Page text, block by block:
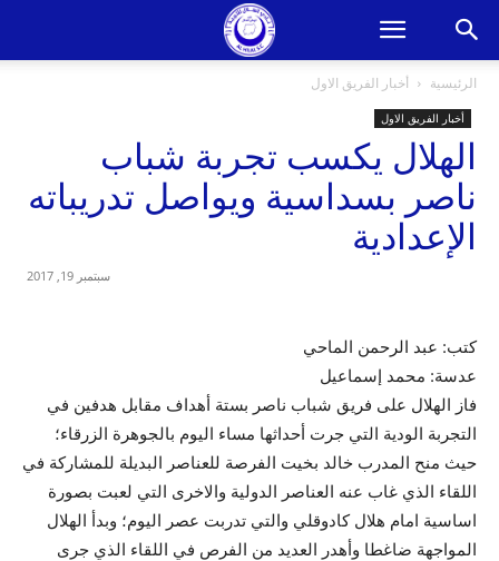
الرئيسية أخبار الفريق الاول
أخبار الفريق الاول
الهلال يكسب تجربة شباب
ناصر بسداسية ويواصل تدريباته
الإعدادية
سبتمبر 19, 2017
كتب: عبد الرحمن الماحي
عدسة: محمد إسماعيل
فاز الهلال على فريق شباب ناصر بستة أهداف مقابل هدفين في
التجربة الودية التي جرت أحداثها مساء اليوم بالجوهرة الزرقاء؛
حيث منح المدرب خالد بخيت الفرصة للعناصر البديلة للمشاركة في
اللقاء الذي غاب عنه العناصر الدولية والاخرى التي لعبت بصورة
اساسية امام هلال كادوقلي والتي تدربت عصر اليوم؛ وبدأ الهلال
المواجهة ضاغطا وأهدر العديد من الفرص في اللقاء الذي جرى